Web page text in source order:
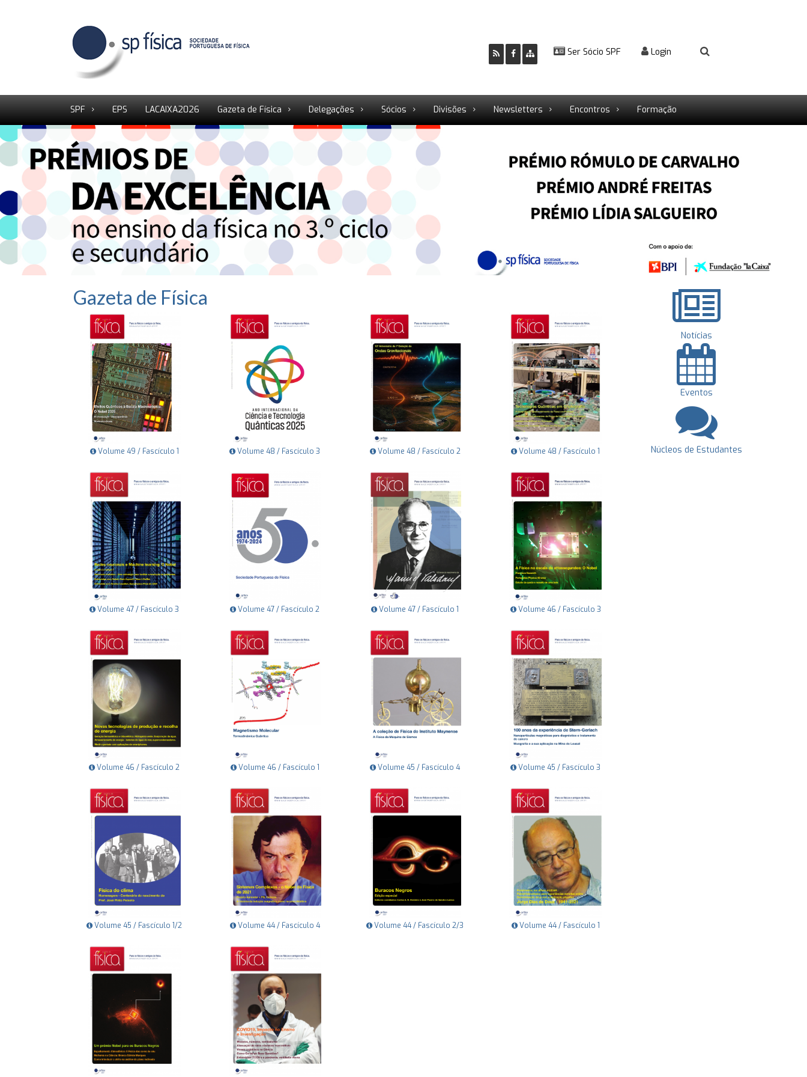
Ser Sócio SPF Login
SPF EPS LACAIXA2026 Gazeta de Física Delegações Sócios Divisões Newsletters Encontros Formação
Gazeta de Física
Volume 49 / Fascículo 1 Volume 48 / Fascículo 3 Volume 48 / Fascículo 2 Volume 48 / Fascículo 1
Volume 47 / Fascículo 3 Volume 47 / Fascículo 2 Volume 47 / Fascículo 1 Volume 46 / Fascículo 3
Volume 46 / Fascículo 2 Volume 46 / Fascículo 1 Volume 45 / Fascículo 4 Volume 45 / Fascículo 3
Volume 45 / Fascículo 1/2 Volume 44 / Fascículo 4 Volume 44 / Fascículo 2/3 Volume 44 / Fascículo 1
Notícias
Eventos
Núcleos de Estudantes